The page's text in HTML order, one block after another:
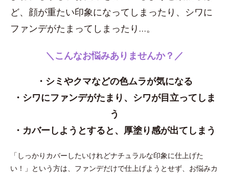
ど、顔が重たい印象になってしまったり、シワに
ファンデがたまってしまったり…。
＼こんなお悩みありませんか？／
・シミやクマなどの色ムラが気になる
・シワにファンデがたまり、シワが目立ってしま
う
・カバーしようとすると、厚塗り感が出てしまう
「しっかりカバーしたいけれどナチュラルな印象に仕上げた
い！」という方は、ファンデだけで仕上げようとせず、お悩みカ